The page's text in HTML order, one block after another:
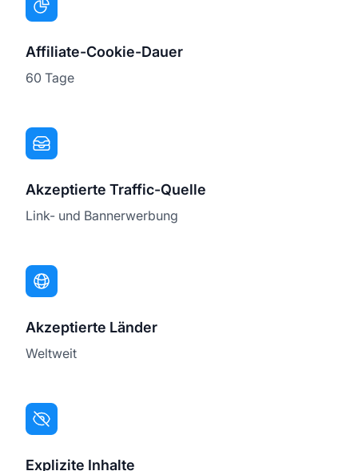
Affiliate-Cookie-Dauer
60 Tage
Akzeptierte Traffic-Quelle
Link- und Bannerwerbung
Akzeptierte Länder
Weltweit
Explizite Inhalte